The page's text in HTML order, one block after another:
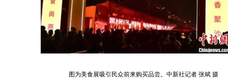
图为美食展吸引民众前来购买品尝。中新社记者 张斌 摄